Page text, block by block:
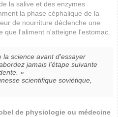
la salive et des enzymes
la phase céphalique de la
de nourriture déclenche une
que l'aliment n'atteigne l'estomac.
la science avant d'essayer
jamais l'étape suivante
»
scientifique soviétique,
de physiologie ou médecine